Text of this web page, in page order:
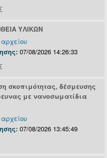
ΥΛΙΚΩΝ
07/08/2026 14:26:33
σκοπιμότητας, δέσμευσης
με νανοσωματίδια
07/08/2026 13:45:49